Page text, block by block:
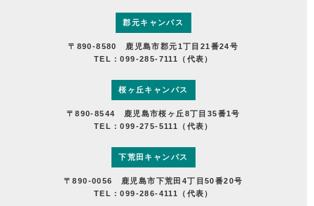
郡元キャンパス
〒890-8580 鹿児島市郡元1丁目21番24号
TEL：099-285-7111（代表）
桜ヶ丘キャンパス
〒890-8544 鹿児島市桜ヶ丘8丁目35番1号
TEL：099-275-5111（代表）
下荒田キャンパス
〒890-0056 鹿児島市下荒田4丁目50番20号
TEL：099-286-4111（代表）